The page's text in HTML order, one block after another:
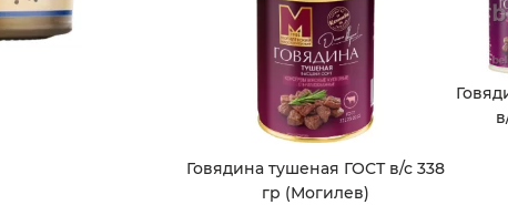
Говядина тушеная ГОСТ в/с 338
гр (Могилев)